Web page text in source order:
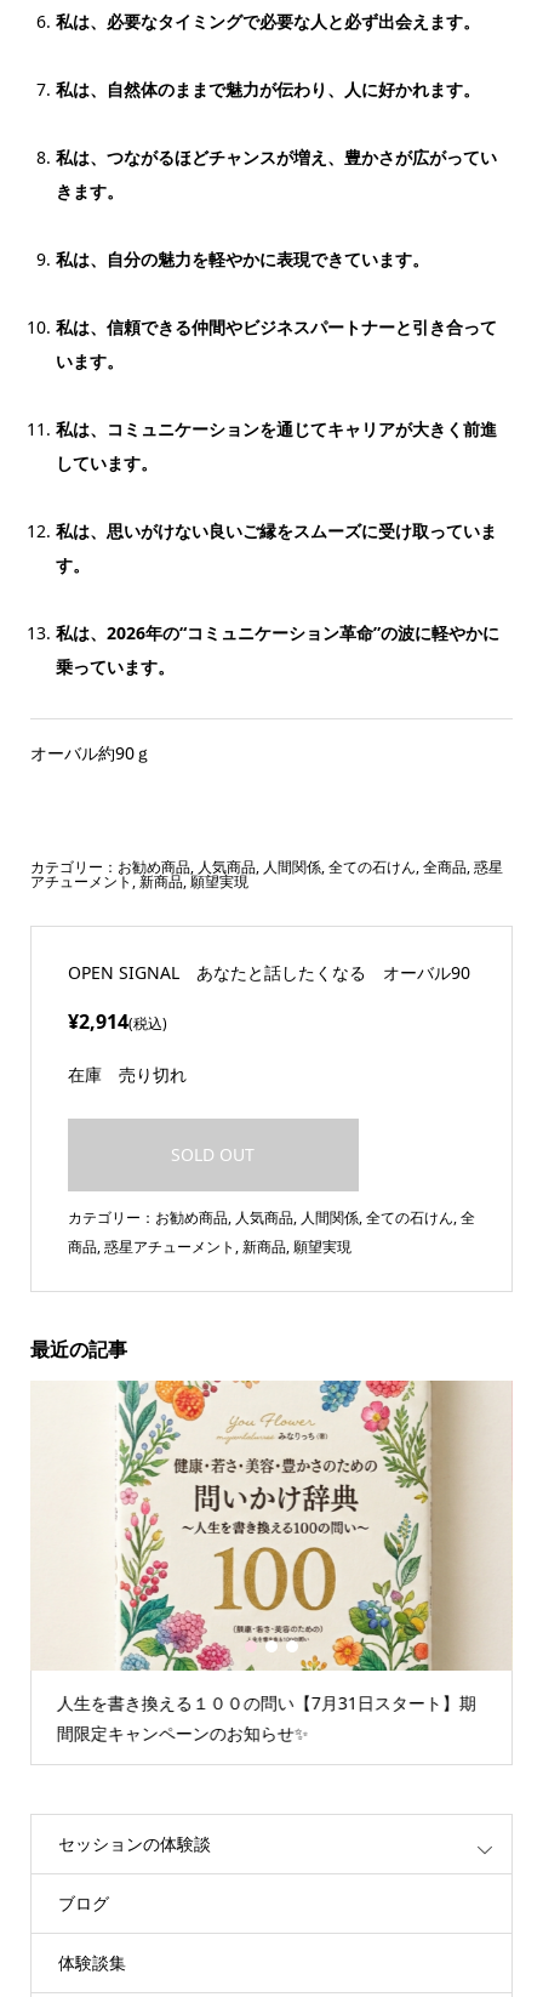
私は、必要なタイミングで必要な人と必ず出会えます。
私は、自然体のままで魅力が伝わり、人に好かれます。
私は、つながるほどチャンスが増え、豊かさが広がってい
きます。
私は、自分の魅力を軽やかに表現できています。
私は、信頼できる仲間やビジネスパートナーと引き合って
います。
私は、コミュニケーションを通じてキャリアが大きく前進
しています。
私は、思いがけない良いご縁をスムーズに受け取っていま
す。
私は、2026年の“コミュニケーション革命”の波に軽やかに
乗っています。
オーバル約90ｇ
カテゴリー： お勧め商品, 人気商品, 人間関係,全ての石けん,全商品,惑星
アチューメント ,新商品,願望実現
OPEN SIGNAL あなたと話したくなる オーバル90
¥2,914(税込)
在庫 売り切れ
SOLD OUT
カテゴリー： お勧め商品, 人気商品, 人間関係,全ての石けん,全
商品,惑星アチューメント ,新商品,願望実現
最近の記事
い【7月31日スタート】期
情報空間を書き換えるグループセ
重たいエネルギーが解放されます
2 3
セッションの体験談
ブログ
体験談集